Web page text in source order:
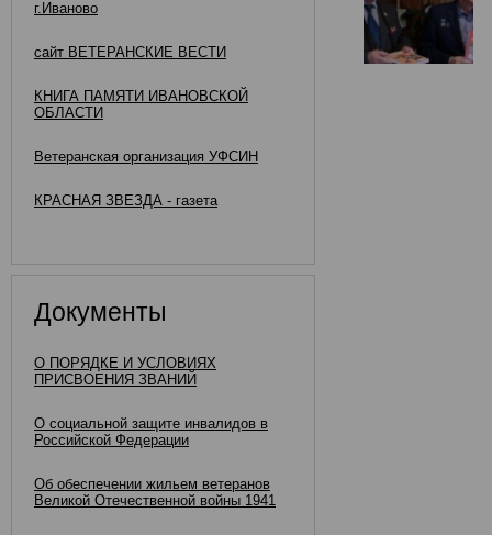
г.Иваново
сайт ВЕТЕРАНСКИЕ ВЕСТИ
КНИГА ПАМЯТИ ИВАНОВСКОЙ
ОБЛАСТИ
Ветеранская организация УФСИН
КРАСНАЯ ЗВЕЗДА - газета
Документы
О ПОРЯДКЕ И УСЛОВИЯХ
ПРИСВОЕНИЯ ЗВАНИЙ
О социальной защите инвалидов в
Российской Федерации
Об обеспечении жильем ветеранов
Великой Отечественной войны 1941